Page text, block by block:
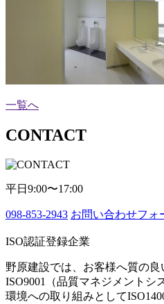
一覧へ
CONTACT
平日9:00〜17:00
098-853-2943 お問い合わせフォ
ISO認証登録企業
野原建設では、お客様へ質の良
ISO9001（品質マネジメントシ
環境への取り組みとして